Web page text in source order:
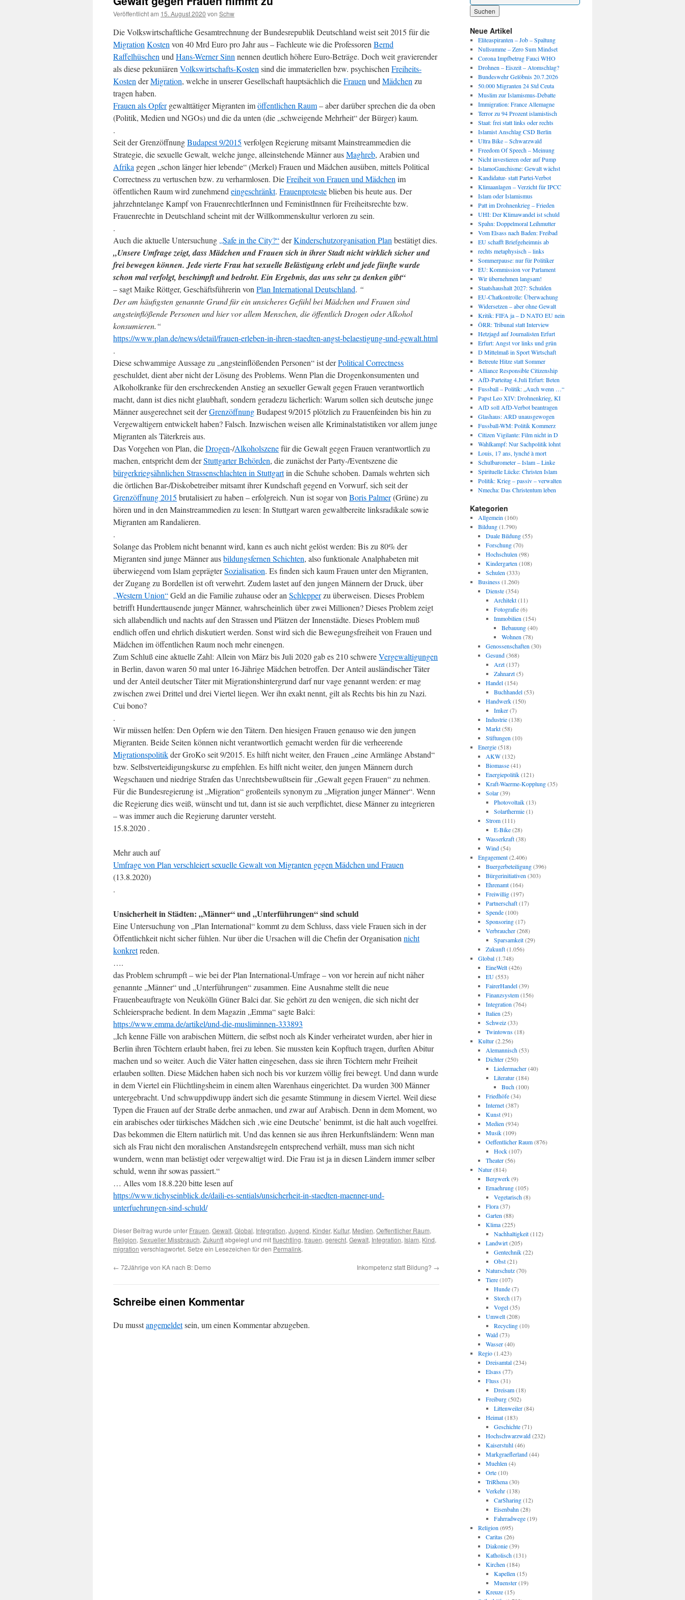
Veröffentlicht am 15. August 2020 von Schw
Die Volkswirtschaftliche Gesamtrechnung der Bundesrepublik Deutschland weist seit 2015 für die
Migration Kosten von 40 Mrd Euro pro Jahr aus – Fachleute wie die Professoren Bernd
Raffelhüschen und Hans-Werner Sinn nennen deutlich höhere Euro-Beträge. Doch weit gravierender
als diese pekuniären Volkswirtschafts-Kosten sind die immateriellen bzw. psychischen Freiheits-
Kosten derMigration, welche in unserer Gesellschaft hauptsächlich dieFrauen und Mädchen zu
tragen haben.
Frauen als Opfergewalttätiger Migranten imöffentlichen Raum– aber darüber sprechen die da oben
(Politik, Medien und NGOs) und die da unten (die „schweigende Mehrheit“ der Bürger) kaum.
.
Seit der GrenzöffnungBudapest 9/2015 verfolgen Regierung mitsamt Mainstreammedien die
Strategie, die sexuelle Gewalt, welche junge, alleinstehende Männer ausMaghreb, Arabien und
Afrika gegen „schon länger hier lebende“ (Merkel) Frauen und Mädchen ausüben, mittels Political
Correctness zu vertuschen bzw. zu verharmlosen. DieFreiheit von Frauen und Mädchen im
öffentlichen Raum wird zunehmend eingeschränkt. Frauenprotesteblieben bis heute aus. Der
jahrzehntelange Kampf von FrauenrechtlerInnen und FeministInnen für Freiheitsrechte bzw.
Frauenrechte in Deutschland scheint mit der Willkommenskultur verloren zu sein.
.
Auch die aktuelle Untersuchung „Safe in the City?“derKinderschutzorganisation Plan bestätigt dies.
„Unsere Umfrage zeigt, dass Mädchen und Frauen sich in ihrer Stadt nicht wirklich sicher und
frei bewegen können. Jede vierte Frau hat sexuelle Belästigung erlebt und jede fünfte wurde
schon mal verfolgt, beschimpft und bedroht. Ein Ergebnis, das uns sehr zu denken gibt“
– sagt Maike Röttger, Geschäftsführerin von Plan International Deutschland. “
Der am häufigsten genannte Grund für ein unsicheres Gefühl bei Mädchen und Frauen sind
angsteinflößende Personen und hier vor allem Menschen, die öffentlich Drogen oder Alkohol
konsumieren.“
https://www.plan.de/news/detail/frauen-erleben-in-ihren-staedten-angst-belaestigung-und-gewalt.html
.
Diese schwammige Aussage zu „angsteinflößenden Personen“ ist derPolitical Correctness
geschuldet, dient aber nicht der Lösung des Problems. Wenn Plan die Drogenkonsumenten und
Alkoholkranke für den erschreckenden Anstieg an sexueller Gewalt gegen Frauen verantwortlich
macht, dann ist dies nicht glaubhaft, sondern geradezu lächerlich: Warum sollen sich deutsche junge
Männer ausgerechnet seit derGrenzöffnungBudapest 9/2015 plötzlich zu Frauenfeinden bis hin zu
Vergewaltigern entwickelt haben? Falsch. Inzwischen weisen alle Kriminalstatistiken vor allem junge
Migranten als Täterkreis aus.
Das Vorgehen von Plan, dieDrogen-/Alkoholszenefür die Gewalt gegen Frauen verantwortlich zu
machen, entspricht dem derStuttgarter Behörden, die zunächst der Party-/Eventszene die
bürgerkriegsähnlichen Strassenschlachten in Stuttgartin die Schuhe schoben. Damals wehrten sich
die örtlichen Bar-/Diskobetreiber mitsamt ihrer Kundschaft gegend en Vorwurf, sich seit der
Grenzöffnung 2015 brutalisiert zu haben – erfolgreich. Nun ist sogar von Boris Palmer(Grüne) zu
hören und in den Mainstreammedien zu lesen: In Stuttgart waren gewaltbereite linksradikale sowie
Migranten am Randalieren.
.
Solange das Problem nicht benannt wird, kann es auch nicht gelöst werden: Bis zu 80% der
Migranten sind junge Männer ausbildungsfernen Schichten, also funktionale Analphabeten mit
überwiegend vom Islam geprägterSozialisation. Es finden sich kaum Frauen unter den Migranten,
der Zugang zu Bordellen ist oft verwehrt. Zudem lastet auf den jungen Männern der Druck, über
„Western Union“Geld an die Familie zuhause oder an Schlepperzu überweisen. Dieses Problem
betrifft Hunderttausende junger Männer, wahrscheinlich über zwei Millionen? Dieses Problem zeigt
sich allabendlich und nachts auf den Strassen und Plätzen der Innenstädte. Dieses Problem muß
endlich offen und ehrlich diskutiert werden. Sonst wird sich die Bewegungsfreiheit von Frauen und
Mädchen im öffentlichen Raum noch mehr einengen.
Zum Schluß eine aktuelle Zahl: Allein von März bis Juli 2020 gab es 210 schwereVergewaltigungen
in Berlin, davon waren 50 mal unter 16-Jährige Mädchen betroffen. Der Anteil ausländischer Täter
und der Anteil deutscher Täter mit Migrationshintergrund darf nur vage genannt werden: er mag
zwischen zwei Drittel und drei Viertel liegen. Wer ihn exakt nennt, gilt als Rechts bis hin zu Nazi.
Cui bono?
.
Wir müssen helfen: Den Opfern wie den Tätern. Den hiesigen Frauen genauso wie den jungen
Migranten. Beide Seiten können nicht verantwortlich gemacht werden für die verheerende
Migrationspolitikder GroKo seit 9/2015. Es hilft nicht weiter, den Frauen „eine Armlänge Abstand“
bzw. Selbstverteidigungskurse zu empfehlen. Es hilft nicht weiter, den jungen Männern durch
Wegschauen und niedrige Strafen das Unrechtsbewußtsein für „Gewalt gegen Frauen“ zu nehmen.
Für die Bundesregierung ist „Migration“ großenteils synonym zu „Migration junger Männer“. Wenn
die Regierung dies weiß, wünscht und tut, dann ist sie auch verpflichtet, diese Männer zu integrieren
– was immer auch die Regierung darunter versteht.
15.8.2020 .
Mehr auch auf
Umfrage von Plan verschleiert sexuelle Gewalt von Migranten gegen Mädchen und Frauen
(13.8.2020)
.
Unsicherheit in Städten: „Männer“ und „Unterführungen“ sind schuld
Eine Untersuchung von „Plan International“ kommt zu dem Schluss, dass viele Frauen sich in der
Öffentlichkeit nicht sicher fühlen. Nur über die Ursachen will die Chefin der Organisation nicht
konkretreden.
….
das Problem schrumpft – wie bei der Plan International-Umfrage – von vor herein auf nicht näher
genannte „Männer“ und „Unterführungen“ zusammen. Eine Ausnahme stellt die neue
Frauenbeauftragte von Neukölln Güner Balci dar. Sie gehört zu den wenigen, die sich nicht der
Schleiersprache bedient. In dem Magazin „Emma“ sagte Balci:
https://www.emma.de/artikel/und-die-musliminnen-333893
„Ich kenne Fälle von arabischen Müttern, die selbst noch als Kinder verheiratet wurden, aber hier in
Berlin ihren Töchtern erlaubt haben, frei zu leben. Sie mussten kein Kopftuch tragen, durften Abitur
machen und so weiter. Auch die Väter hatten eingesehen, dass sie ihren Töchtern mehr Freiheit
erlauben sollten. Diese Mädchen haben sich noch bis vor kurzem völlig frei bewegt. Und dann wurde
in dem Viertel ein Flüchtlingsheim in einem alten Warenhaus eingerichtet. Da wurden 300 Männer
untergebracht. Und schwuppdiwupp ändert sich die gesamte Stimmung in diesem Viertel. Weil diese
Typen die Frauen auf der Straße derbe anmachen, und zwar auf Arabisch. Denn in dem Moment, wo
ein arabisches oder türkisches Mädchen sich ‚wie eine Deutsche’ benimmt, ist die halt auch vogelfrei.
Das bekommen die Eltern natürlich mit. Und das kennen sie aus ihren Herkunftsländern: Wenn man
sich als Frau nicht den moralischen Anstandsregeln entsprechend verhält, muss man sich nicht
wundern, wenn man belästigt oder vergewaltigt wird. Die Frau ist ja in diesen Ländern immer selber
schuld, wenn ihr sowas passiert.“
… Alles vom 18.8.220 bitte lesen auf
https://www.tichyseinblick.de/daili-es-sentials/unsicherheit-in-staedten-maenner-und-
unterfuehrungen-sind-schuld/
Dieser Beitrag wurde unter Frauen, Gewalt, Global, Integration, Jugend, Kinder, Kultur, Medien, Oeffentlicher Raum,
Religion, Sexueller Missbrauch, Zukunftabgelegt und mitfluechtling, frauen, gerecht, Gewalt, Integration, Islam, Kind,
migration verschlagwortet. Setze ein Lesezeichen für den Permalink.
← 72Jährige von KA nach B: Demo Inkompetenz statt Bildung? →
Schreibe einen Kommentar
Du musstangemeldetsein, um einen Kommentar abzugeben.
Neue Artikel
Eliteaspiranten – Job – Spaltung
Nullsumme – Zero Sum Mindset
Corona Impfbetrug Fauci WHO
Drohnen – Eiszeit – Atomschlag?
Bundeswehr Gelöbnis 20.7.2026
50.000 Migranten 24 Std Ceuta
Muslim zur Islamismus-Debatte
Immigration: France Allemagne
Terror zu 94 Prozent islamistisch
Staat: frei statt links oder rechts
Islamist Anschlag CSD Berlin
Ultra Bike – Schwarzwald
Freedom Of Speech – Meinung
Nicht investieren oder auf Pump
IslamoGauchisme: Gewalt wächst
Kandidatur- statt Partei-Verbot
Klimaanlagen – Verzicht für IPCC
Islam oder Islamismus
Patt im Drohnenkrieg – Frieden
UHI: Der Klimawandel ist schuld
Spahn: Doppelmoral Leihmutter
Vom Elsass nach Baden: Freibad
EU schafft Briefgeheimnis ab
rechts metaphysisch – links
Sommerpause: nur für Politiker
EU: Kommission vor Parlament
Wir übernehmen langsam!
Staatshaushalt 2027: Schulden
EU-Chatkontrolle: Überwachung
Widersetzen – aber ohne Gewalt
Kritik: FIFA ja – D NATO EU nein
ÖRR: Tribunal statt Interview
Hetzjagd auf Journalisten Erfurt
Erfurt: Angst vor links und grün
D Mittelmaß in Sport Wirtschaft
Betreute Hitze statt Sommer
Alliance Responsible Citizenship
AfD-Parteitag 4.Juli Erfurt: Beten
Fussball – Politik: „Auch wenn …“
Papst Leo XIV: Drohnenkrieg, KI
AfD soll AfD-Verbot beantragen
Glashaus: ARD unausgewogen
Fussball-WM: Politik Kommerz
Citizen Vigilante: Film nicht in D
Wahlkampf: Nur Sachpolitik lohnt
Louis, 17 ans, lynché à mort
Schulbarometer – Islam – Linke
Spirituelle Lücke: Christen Islam
Politik: Krieg – passiv – verwalten
Nmecha: Das Christentum leben
Kategorien
Allgemein (160)
Bildung(1.790)
Duale Bildung(55)
Forschung(70)
Hochschulen (98)
Kindergarten (108)
Schulen (333)
Business(1.260)
Dienste(354)
Architekt(11)
Fotografie(6)
Immobilien (154)
Bebauung(40)
Wohnen (78)
Genossenschaften (30)
Gesund(368)
Arzt(137)
Zahnarzt(5)
Handel(154)
Buchhandel(53)
Handwerk(150)
Imker(7)
Industrie(138)
Markt(58)
Stiftungen (10)
Energie(518)
AKW(132)
Biomasse(41)
Energiepolitik(121)
Kraft-Waerme-Kopplung(35)
Solar(39)
Photovoltaik(13)
Solarthermie(1)
Strom(111)
E-Bike(28)
Wasserkraft(38)
Wind(54)
Engagement(2.406)
Buergerbeteiligung(396)
Bürgerinitiativen (303)
Ehrenamt(164)
Freiwillig(197)
Partnerschaft(17)
Spende(100)
Sponsoring(17)
Verbraucher(268)
Sparsamkeit(29)
Zukunft(1.056)
Global(1.748)
EineWelt(426)
EU(553)
FairerHandel(39)
Finanzsystem(156)
Integration (764)
Italien (25)
Schweiz(33)
Twintowns(18)
Kultur(2.256)
Alemannisch(53)
Dichter(250)
Liedermacher(40)
Literatur(184)
Buch(100)
Friedhöfe(34)
Internet(387)
Kunst(91)
Medien (934)
Musik(109)
Oeffentlicher Raum(876)
Hock(107)
Theater(56)
Natur(814)
Bergwerk(9)
Ernaehrung(105)
Vegetarisch(8)
Flora(37)
Garten (88)
Klima(225)
Nachhaltigkeit(112)
Landwirt(205)
Gentechnik(22)
Obst(21)
Naturschutz(70)
Tiere(107)
Hunde(7)
Storch(17)
Vogel(35)
Umwelt(208)
Recycling(10)
Wald(73)
Wasser(40)
Regio(1.423)
Dreisamtal(234)
Elsass(77)
Fluss(31)
Dreisam(18)
Freiburg(502)
Littenweiler(84)
Heimat(183)
Geschichte(71)
Hochschwarzwald(232)
Kaiserstuhl(46)
Markgraeflerland(44)
Muehlen (4)
Orte(10)
TriRhena(30)
Verkehr(138)
CarSharing(12)
Eisenbahn (28)
Fahrradwege(19)
Religion (695)
Caritas(26)
Diakonie(39)
Katholisch(131)
Kirchen (184)
Kapellen (15)
Muenster(19)
Kreuze(15)